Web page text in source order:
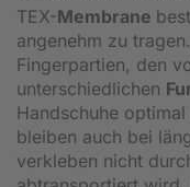
TEX-Membrane
angenehm zu
Fingerpartien, den
unterschiedlichen
Handschuhe
bleiben auch bei
verkleben nicht